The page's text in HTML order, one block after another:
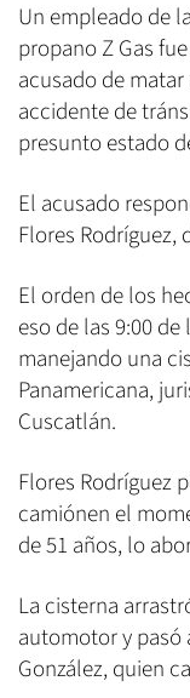
Un empleado de
propano Z Gas
acusado de
accidente de
presunto estado
El acusado
Flores Rodríguez,
El orden de los
eso de las 9:00
manejando una
Panamericana,
Cuscatlán.
Flores Rodríguez
camiónen el
de 51 años, lo
La cisterna
automotor y
González, quien